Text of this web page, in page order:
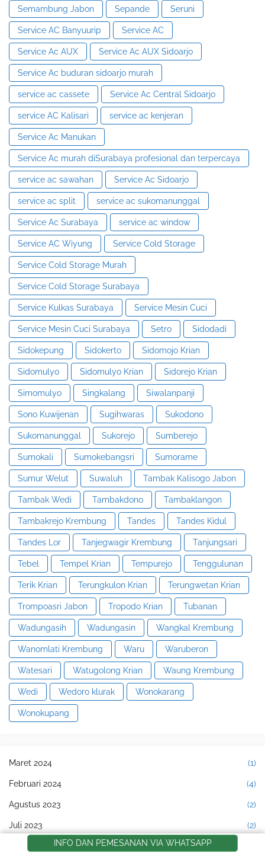
Semambung Jabon Sepande Seruni
Service AC Banyuurip Service AC
Service Ac AUX Service Ac AUX Sidoarjo
Service Ac buduran sidoarjo murah
service ac cassete Service Ac Central Sidoarjo
service AC Kalisari service ac kenjeran
Service Ac Manukan
Service Ac murah diSurabaya profesional dan terpercaya
service ac sawahan Service Ac Sidoarjo
service ac split service ac sukomanunggal
Service Ac Surabaya service ac window
Service AC Wiyung Service Cold Storage
Service Cold Storage Murah
Service Cold Storage Surabaya
Service Kulkas Surabaya Service Mesin Cuci
Service Mesin Cuci Surabaya Setro Sidodadi
Sidokepung Sidokerto Sidomojo Krian
Sidomulyo Sidomulyo Krian Sidorejo Krian
Simomulyo Singkalang Siwalanpanji
Sono Kuwijenan Sugihwaras Sukodono
Sukomanunggal Sukorejo Sumberejo
Sumokali Sumokebangsri Sumorame
Sumur Welut Suwaluh Tambak Kalisogo Jabon
Tambak Wedi Tambakdono Tambaklangon
Tambakrejo Krembung Tandes Tandes Kidul
Tandes Lor Tanjegwagir Krembung Tanjungsari
Tebel Tempel Krian Tempurejo Tenggulunan
Terik Krian Terungkulon Krian Terungwetan Krian
Trompoasri Jabon Tropodo Krian Tubanan
Wadungasih Wadungasin Wangkal Krembung
Wanomlati Krembung Waru Waruberon
Watesari Watugolong Krian Waung Krembung
Wedi Wedoro klurak Wonokarang
Wonokupang
Maret 2024 (1)
Februari 2024 (4)
Agustus 2023 (2)
Juli 2023 (2)
INFO DAN PEMESANAN VIA WHATSAPP